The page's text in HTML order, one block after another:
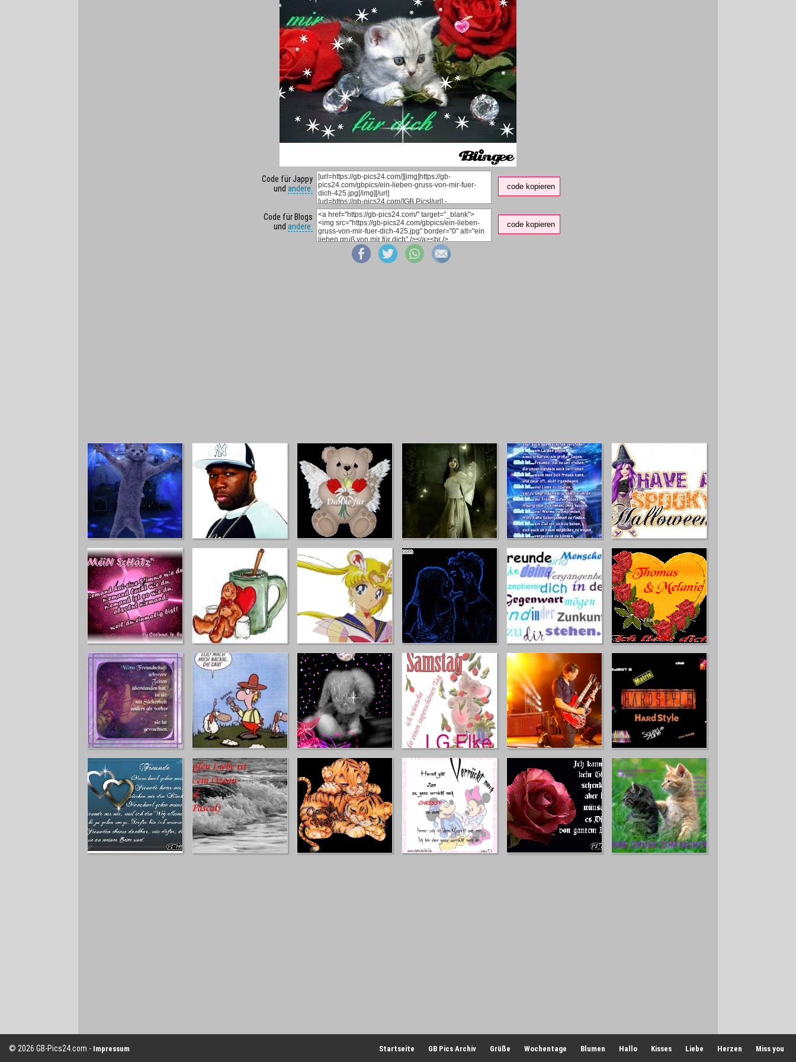
Code für Jappy
und andere: code kopieren
Code für Blogs
und andere: code kopieren
© 2026 GB-Pics24.com - Impressum Startseite GB Pics Archiv Grüße Wochentage Blumen Hallo Kisses Liebe Herzen Miss you